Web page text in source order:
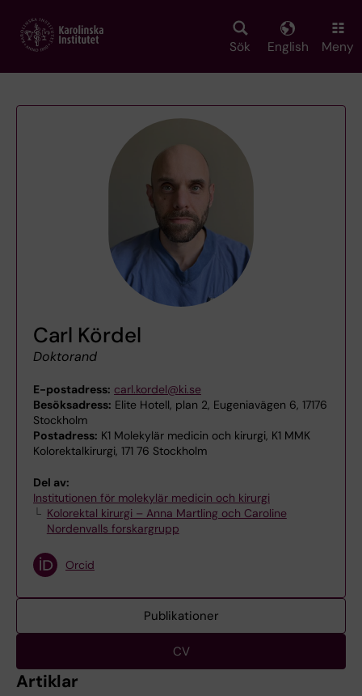
main
Sök English Meny
Carl Kördel
Doktorand
E-postadress: carl.kordel@ki.se
Besöksadress: Elite Hotell, plan 2, Eugeniavägen 6, 17176
Stockholm
Postadress: K1 Molekylär medicin och kirurgi, K1 MMK
Kolorektalkirurgi, 171 76 Stockholm
Del av:
Institutionen för molekylär medicin och kirurgi
Kolorektal kirurgi – Anna Martling och Caroline
Nordenvalls forskargrupp
Orcid
Publikationer
CV
Artiklar